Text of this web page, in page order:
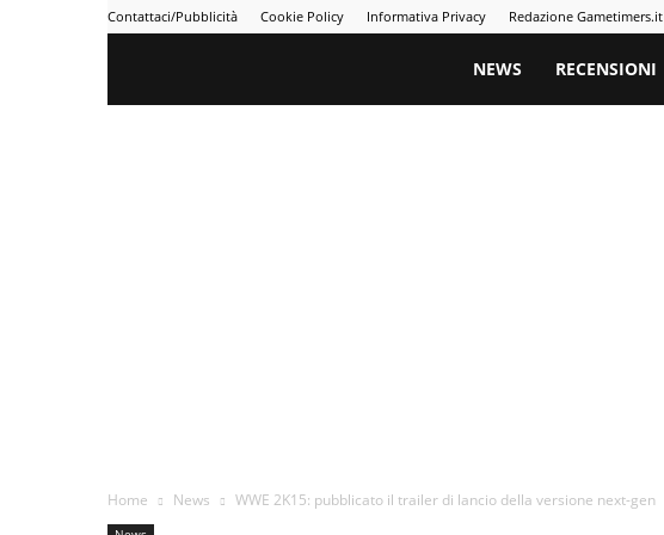
Contattaci/Pubblicità Cookie Policy Informativa Privacy Redazione Gametimers.it
Gametimers
NEWS RECENSIONI
Home News WWE 2K15: pubblicato il trailer di lancio della versione next-gen